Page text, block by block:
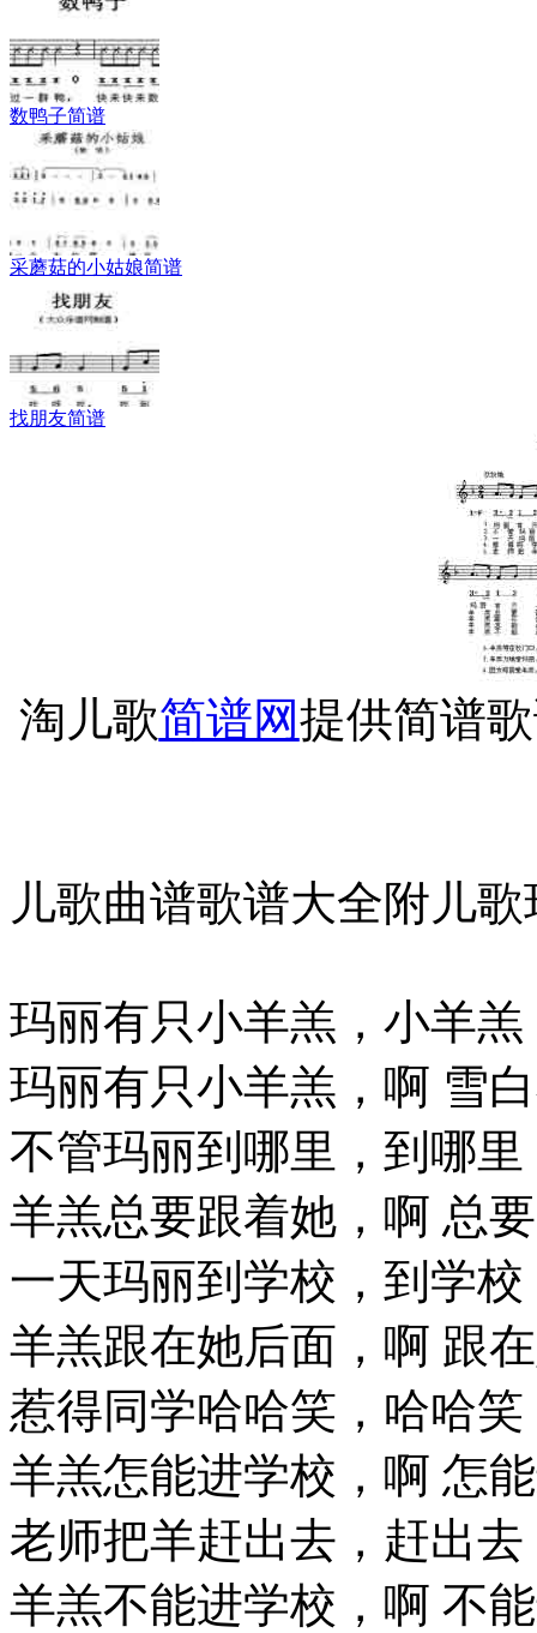
数鸭子简谱
采蘑菇的小姑娘简谱
找朋友简谱
淘儿歌简谱网提供简谱
儿歌曲谱歌谱大全附儿
玛丽有只小羊羔，小羊
玛丽有只小羊羔，啊 雪
不管玛丽到哪里，到哪
羊羔总要跟着她，啊 总
一天玛丽到学校，到学
羊羔跟在她后面，啊 跟
惹得同学哈哈笑，哈哈
羊羔怎能进学校，啊 怎
老师把羊赶出去，赶出
羊羔不能进学校，啊 不